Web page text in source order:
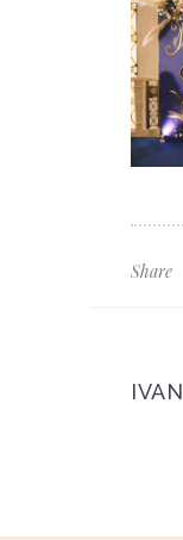
Share
IVAN